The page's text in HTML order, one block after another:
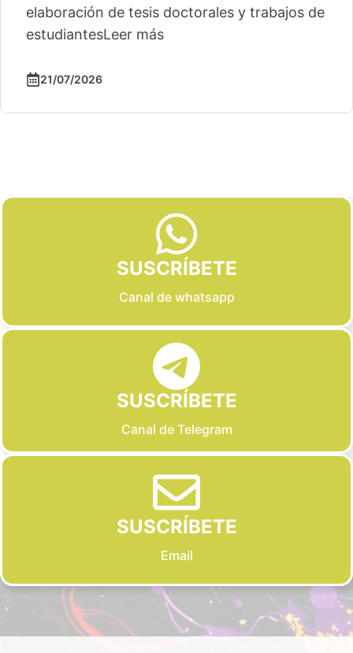
elaboración de tesis doctorales y trabajos de
estudiantesLeer más
21/07/2026
SUSCRÍBETE
Canal de whatsapp
SUSCRÍBETE
Canal de Telegram
SUSCRÍBETE
Email